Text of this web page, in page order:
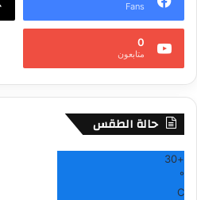
Fans
0
متابعون
حالة الطقس
+
30
°
C